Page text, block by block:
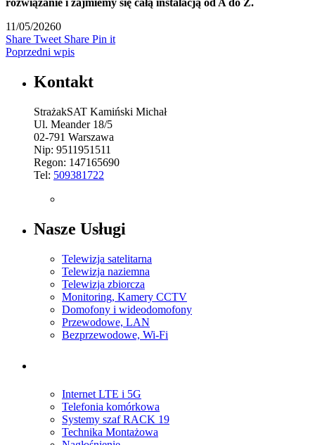
rozwiązanie i zajmiemy się całą instalacją od A do Z.
11/05/20260
Share Tweet Share Pin it
Poprzedni wpis
Kontakt
StrażakSAT Kamiński Michał
Ul. Meander 18/5
02-791 Warszawa
Nip: 9511951511
Regon: 147165690
Tel: 509381722
Nasze Usługi
Telewizja satelitarna
Telewizja naziemna
Telewizja zbiorcza
Monitoring, Kamery CCTV
Domofony i wideodomofony
Przewodowe, LAN
Bezprzewodowe, Wi-Fi
Internet LTE i 5G
Telefonia komórkowa
Systemy szaf RACK 19
Technika Montażowa